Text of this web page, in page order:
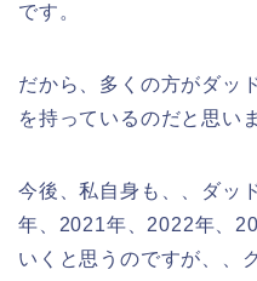
です。
だから、多くの方がダッ
を持っているのだと思い
今後、私自身も、、ダッ
年、2021年、2022年、
いくと思うのですが、、